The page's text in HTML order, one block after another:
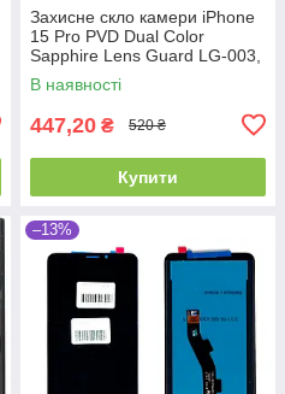
Захисне скло камери iPhone
15 Pro PVD Dual Color
Sapphire Lens Guard LG-003,
Blue Titanium, WiWU
В наявності
447,20 ₴ 520 ₴
Купити
–13%